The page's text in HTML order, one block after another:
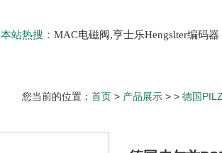
本站热搜： MAC电磁阀,亨士乐Hengslter编码
您当前的位置： 首页 > 产品展示 > > 德国